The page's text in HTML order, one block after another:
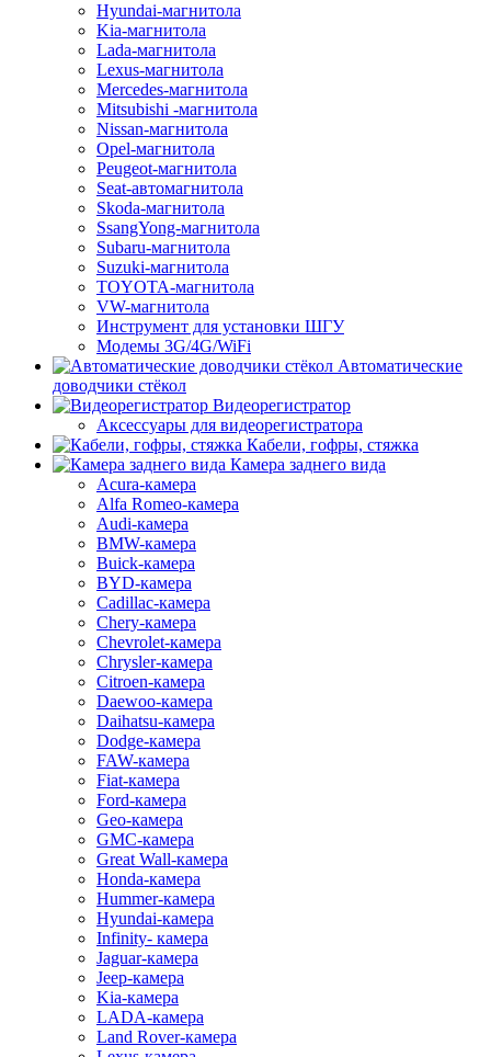
Hyundai-магнитола
Kia-магнитола
Lada-магнитола
Lexus-магнитола
Mercedes-магнитола
Mitsubishi -магнитола
Nissan-магнитола
Opel-магнитола
Peugeot-магнитола
Seat-автомагнитола
Skoda-магнитола
SsangYong-магнитола
Subaru-магнитола
Suzuki-магнитола
TOYOTA-магнитола
VW-магнитола
Инструмент для установки ШГУ
Модемы 3G/4G/WiFi
Автоматические
доводчики стёкол
Видеорегистратор
Аксессуары для видеорегистратора
Кабели, гофры, стяжка
Камера заднего вида
Acura-камера
Alfa Romeo-камера
Audi-камера
BMW-камера
Buick-камера
BYD-камера
Cadillac-камера
Chery-камера
Chevrolet-камера
Chrysler-камера
Citroen-камера
Daewoo-камера
Daihatsu-камера
Dodge-камера
FAW-камера
Fiat-камера
Ford-камера
Geo-камера
GMC-камера
Great Wall-камера
Honda-камера
Hummer-камера
Hyundai-камера
Infinity- камера
Jaguar-камера
Jeep-камера
Kia-камера
LADA-камера
Land Rover-камера